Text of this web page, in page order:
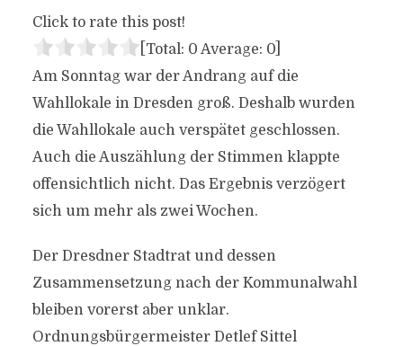
Click to rate this post!
[Total: 0 Average: 0]
Am Sonntag war der Andrang auf die
Wahllokale in Dresden groß. Deshalb wurden
die Wahllokale auch verspätet geschlossen.
Auch die Auszählung der Stimmen klappte
offensichtlich nicht. Das Ergebnis verzögert
sich um mehr als zwei Wochen.
Der Dresdner Stadtrat und dessen
Zusammensetzung nach der Kommunalwahl
bleiben vorerst aber unklar.
Ordnungsbürgermeister Detlef Sittel